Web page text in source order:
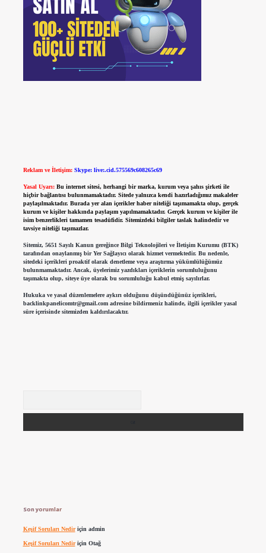
Reklam ve İletişim: Skype: live:.cid.575569c608265c69
Yasal Uyarı: Bu internet sitesi, herhangi bir marka, kurum veya şahıs şirketi ile
hiçbir bağlantısı bulunmamaktadır. Sitede yalnızca kendi hazırladığımız makaleler
paylaşılmaktadır. Burada yer alan içerikler haber niteliği taşımamakta olup, gerçek
kurum ve kişiler hakkında paylaşım yapılmamaktadır. Gerçek kurum ve kişiler ile
isim benzerlikleri tamamen tesadüfidir. Sitemizdeki bilgiler taslak halindedir ve
tavsiye niteliği taşımazlar.
Sitemiz, 5651 Sayılı Kanun gereğince Bilgi Teknolojileri ve İletişim Kurumu (BTK)
tarafından onaylanmış bir Yer Sağlayıcı olarak hizmet vermektedir. Bu nedenle,
sitedeki içerikleri proaktif olarak denetleme veya araştırma yükümlülüğümüz
bulunmamaktadır. Ancak, üyelerimiz yazdıkları içeriklerin sorumluluğunu
taşımakta olup, siteye üye olarak bu sorumluluğu kabul etmiş sayılırlar.
Hukuka ve yasal düzenlemelere aykırı olduğunu düşündüğünüz içerikleri,
backlinkpanelicomtr@gmail.comadresine bildirmeniz halinde, ilgili içerikler yasal
süre içerisinde sitemizden kaldırılacaktır.
Son yorumlar
Keşif Soruları Nediriçin admin
Keşif Soruları Nediriçin Otağ